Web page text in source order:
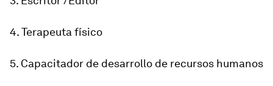
4. Terapeuta físico
5. Capacitador de desarrollo de recursos humanos